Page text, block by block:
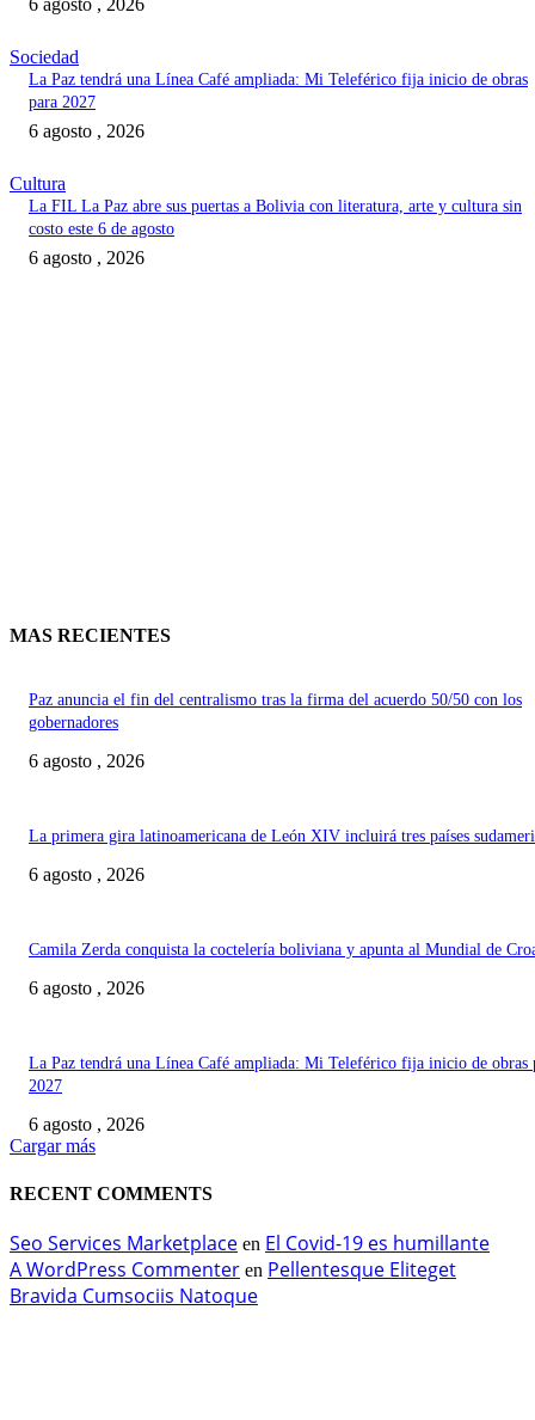
6 agosto , 2026
Sociedad
La Paz tendrá una Línea Café ampliada: Mi Teleférico fija inicio de obras
para 2027
6 agosto , 2026
Cultura
La FIL La Paz abre sus puertas a Bolivia con literatura, arte y cultura sin
costo este 6 de agosto
6 agosto , 2026
MAS RECIENTES
Paz anuncia el fin del centralismo tras la firma del acuerdo 50/50 con los
gobernadores
6 agosto , 2026
La primera gira latinoamericana de León XIV incluirá tres países
6 agosto , 2026
Camila Zerda conquista la coctelería boliviana y apunta al Mundial de
6 agosto , 2026
La Paz tendrá una Línea Café ampliada: Mi Teleférico fija inicio de obras
2027
6 agosto , 2026
Cargar más
RECENT COMMENTS
Seo Services Marketplace en El Covid-19 es humillante
A WordPress Commenter en Pellentesque Eliteget
Bravida Cumsociis Natoque